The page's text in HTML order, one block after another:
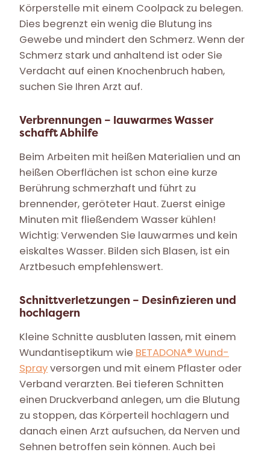
Körperstelle mit einem Coolpack zu belegen.
Dies begrenzt ein wenig die Blutung ins
Gewebe und mindert den Schmerz. Wenn der
Schmerz stark und anhaltend ist oder Sie
Verdacht auf einen Knochenbruch haben,
suchen Sie Ihren Arzt auf.
Verbrennungen – lauwarmes Wasser
schafft Abhilfe
Beim Arbeiten mit heißen Materialien und an
heißen Oberflächen ist schon eine kurze
Berührung schmerzhaft und führt zu
brennender, geröteter Haut. Zuerst einige
Minuten mit fließendem Wasser kühlen!
Wichtig: Verwenden Sie lauwarmes und kein
eiskaltes Wasser. Bilden sich Blasen, ist ein
Arztbesuch empfehlenswert.
Schnittverletzungen – Desinfizieren und
hochlagern
Kleine Schnitte ausbluten lassen, mit einem
Wundantiseptikum wie BETADONA® Wund-
Sprayversorgen und mit einem Pflaster oder
Verband verarzten. Bei tieferen Schnitten
einen Druckverband anlegen, um die Blutung
zu stoppen, das Körperteil hochlagern und
danach einen Arzt aufsuchen, da Nerven und
Sehnen betroffen sein können. Auch bei